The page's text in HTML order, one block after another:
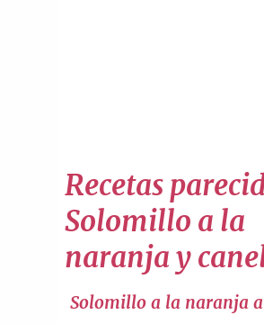
Recetas
Solomillo a la
naranja y
Solomillo a la naranja